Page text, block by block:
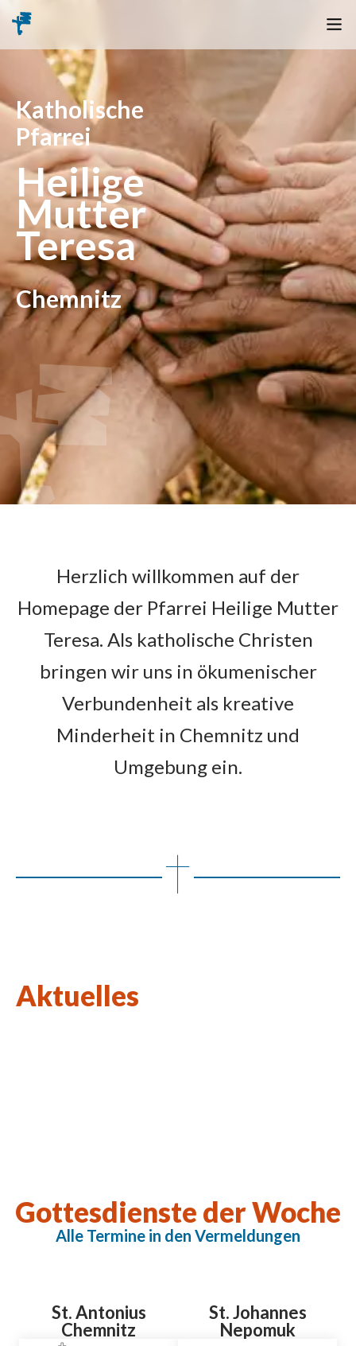
Katholische
Pfarrei
Heilige
Mutter
Teresa
Chemnitz
Herzlich willkommen auf der
Homepage der Pfarrei Heilige Mutter
Teresa. Als katholische Christen
bringen wir uns in ökumenischer
Verbundenheit als kreative
Minderheit in Chemnitz und
Umgebung ein.
AktuellesWort des Lebens August 2026
Gottesdienste der Woche
Alle Termine in den Vermeldungen
St. Antonius
Chemnitz
St. Johannes
Nepomuk